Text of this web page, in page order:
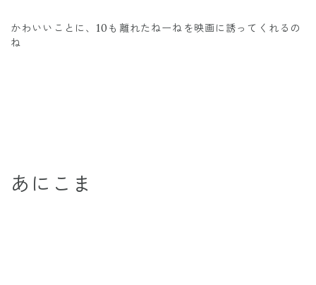
かわいいことに、10も離れたねーねを映画に誘ってくれるの
ね
あにこま